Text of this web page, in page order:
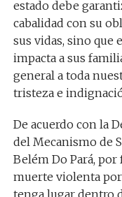
estado debe
cabalidad con su
sus vidas, sino que
impacta a sus
general a toda
tristeza e
De acuerdo con la
del Mecanismo de
Belém Do Pará,
muerte violenta por
tenga lugar dentro